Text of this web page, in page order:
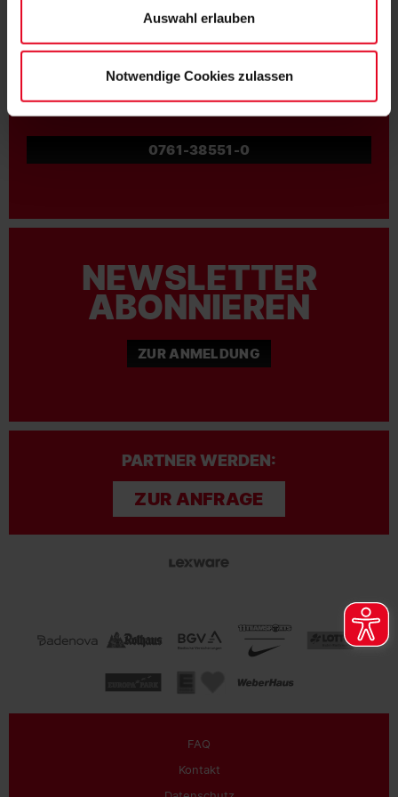
Auswahl erlauben
Notwendige Cookies zulassen
NOCH FRAGEN?
0761-38551-0
NEWSLETTER
ABONNIEREN
ZUR ANMELDUNG
PARTNER WERDEN:
ZUR ANFRAGE
FAQ
Kontakt